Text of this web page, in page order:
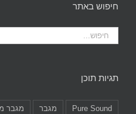
חיפוש באתר
תגיות תוכן
Pure Sound מגבר מגבר